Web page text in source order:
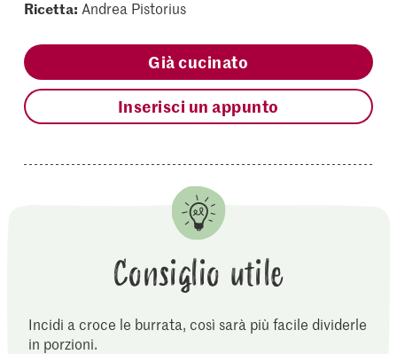
Ricetta: Andrea Pistorius
Già cucinato
Inserisci un appunto
Consiglio utile
Incidi a croce le burrata, così sarà più facile dividerle
in porzioni.